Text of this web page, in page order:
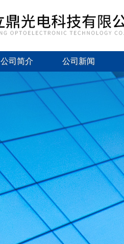
公司简介 公司新闻